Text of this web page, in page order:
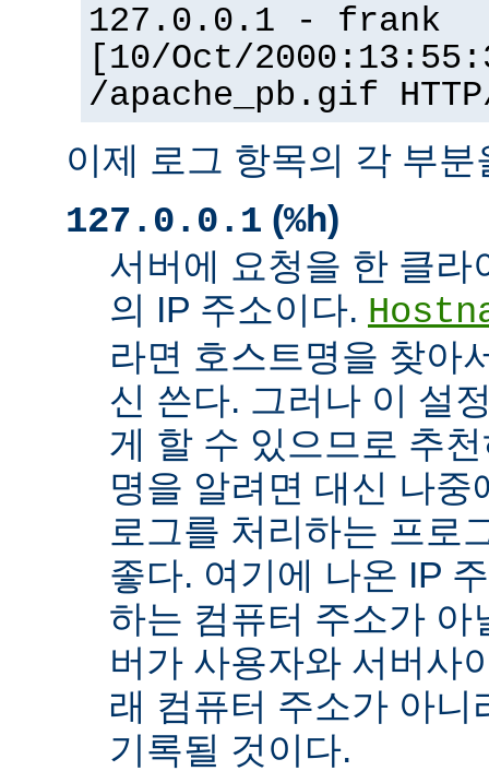
127.0.0.1 - frank
[10/Oct/
/apache_pb.gif
이제 로그 항목의 각 부
127.0.0.1 (%h)
서버에 요청을 한 클라
의 IP 주소이다.
라면 호스트명을 찾아
신 쓴다. 그러나 이 설
게 할 수 있으므로 추
명을 알려면 대신 나
로그를 처리하는 프로
좋다. 여기에 나온 IP
하는 컴퓨터 주소가 아
버가 사용자와 서버사
래 컴퓨터 주소가 아니
기록될 것이다.